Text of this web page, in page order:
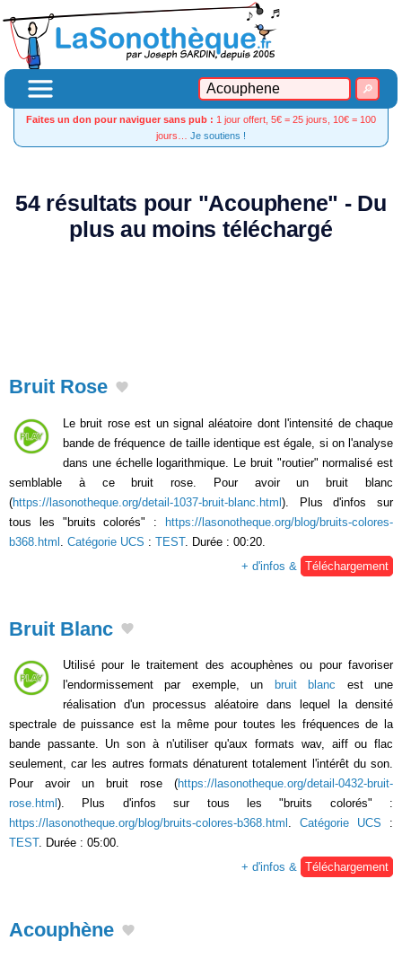
Faites un don pour naviguer sans pub : 1 jour offert, 5€ = 25 jours, 10€ = 100
jours… Je soutiens !
54 résultats pour "Acouphene" - Du
plus au moins téléchargé
Bruit Rose
Le bruit rose est un signal aléatoire dont l'intensité de chaque
bande de fréquence de taille identique est égale, si on l'analyse
dans une échelle logarithmique. Le bruit "routier" normalisé est
semblable à ce bruit rose. Pour avoir un bruit blanc
(https://lasonotheque.org/detail-1037-bruit-blanc.html). Plus d'infos sur
tous les "bruits colorés" : https://lasonotheque.org/blog/bruits-colores-
b368.html Catégorie UCS : TEST. Durée : 00:20.
+ d'infos &
Téléchargement
Bruit Blanc
Utilisé pour le traitement des acouphènes ou pour favoriser
l'endormissement par exemple, un
bruit blanc est une
réalisation d'un processus aléatoire dans lequel la densité
spectrale de puissance est la même pour toutes les fréquences de la
bande passante. Un son à n'utiliser qu'aux formats wav, aiff ou flac
seulement, car les autres formats dénaturent totalement l'intérêt du son.
Pour avoir un bruit rose (https://lasonotheque.org/detail-0432-bruit-
rose.html ). Plus d'infos sur tous les "bruits colorés" :
https://lasonotheque.org/blog/bruits-colores-b368.html . Catégorie UCS :
TEST. Durée : 05:00.
+ d'infos & Téléchargement
Acouphène